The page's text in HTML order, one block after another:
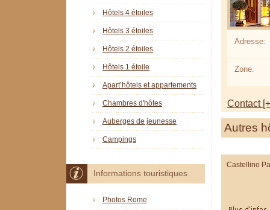
Adresse:
Zone:
Contact
Autres
Castellino
Hôtels 4 étoiles
Hôtels 3 étoiles
Hôtels 2 étoiles
Hôtels 1 étoile
Apart’hôtels et appartements
Chambres d'hôtes
Auberges de jeunesse
Campings
Informations touristiques
Photos Rome